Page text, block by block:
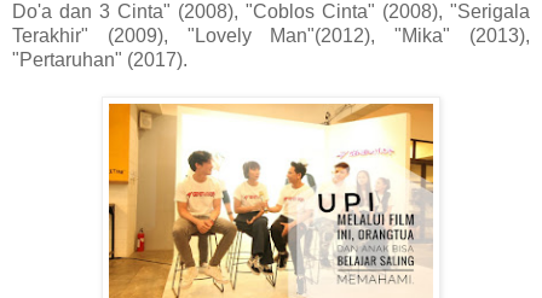
Do'a dan 3 Cinta" (2008), "Coblos Cinta" (2008), "Serigala
Terakhir" (2009), "Lovely Man"(2012), "Mika" (2013),
"Pertaruhan" (2017).